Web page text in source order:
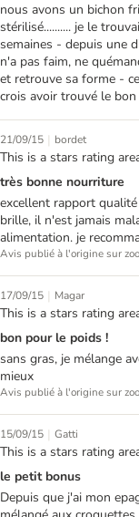
nous avons un bichon
stérilisé.......... je le
semaines - depuis une
n'a pas faim, ne
et retrouve sa forme -
crois avoir trouvé le
21/09/15 | bordet
This is a stars rating
très bonne nourriture
excellent rapport
brille, il n'est jamais
alimentation. je
Avis publié à l'origine sur
17/09/15 | Magar
This is a stars rating
bon pour le poids !
sans gras, je mélange
mieux
Avis publié à l'origine sur
15/09/15 | Gatti
This is a stars rating
le petit bonus
Depuis que j'ai mon